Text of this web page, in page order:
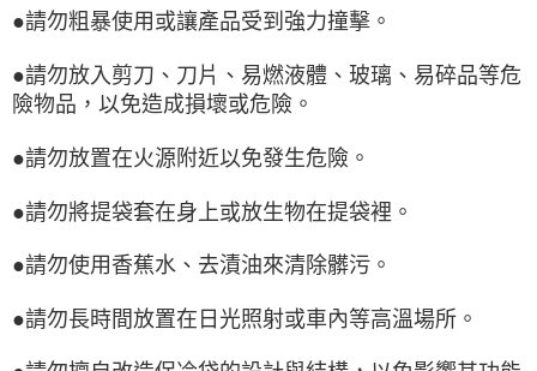
●請勿粗暴使用或讓產品受到強力撞擊。
●請勿放入剪刀、刀片、易燃液體、玻璃、易碎品等危
險物品，以免造成損壞或危險。
●請勿放置在火源附近以免發生危險。
●請勿將提袋套在身上或放生物在提袋裡。
●請勿使用香蕉水、去漬油來清除髒污。
●請勿長時間放置在日光照射或車內等高溫場所。